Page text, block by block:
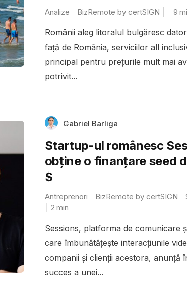
Analize BizRemote by certSIGN 9
Românii aleg litoralul bulgăresc
față de România, serviciilor all
principal pentru prețurile mult mai
potrivit...
Gabriel Barliga
Startup-ul românesc
obține o finanțare seed
$
Antreprenori BizRemote by certSIGN
2 min
Sessions, platforma de comunicare
care îmbunătățește interacțiunile
companii și clienții acestora, anunță
succes a unei...